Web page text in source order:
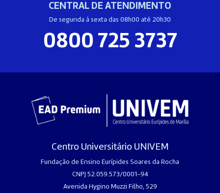
CENTRAL DE ATENDIMENTO
De segunda à sexta das 08h00 até 20h30
0800 725 3737
Centro Universitário UNIVEM
Fundação de Ensino Eurípides Soares da Rocha
CNPJ 52.059.573/0001-94
Avenida Hygino Muzzi Filho, 529